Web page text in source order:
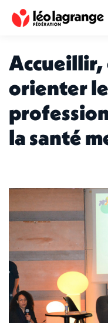
orienter
la santé